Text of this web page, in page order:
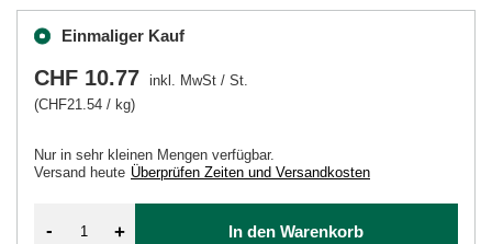
Einmaliger Kauf
Nur in sehr kleinen Mengen verfügbar
Versand heute Überprüfen Zeiten und Versandkosten
CHF 10.77 inkl. MwSt / St.
(CHF21.54 / kg)
- + In den Warenkorb